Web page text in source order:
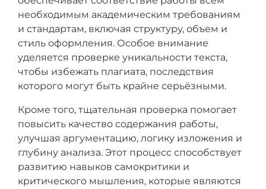
необходимым академическим требованиям
и стандартам, включая структуру, объем и
стиль оформления. Особое внимание
уделяется проверке уникальности текста,
чтобы избежать плагиата, последствия
которого могут быть крайне серьёзными.
Кроме того, тщательная проверка помогает
повысить качество содержания работы,
улучшая аргументацию, логику изложения и
глубину анализа. Этот процесс способствует
развитию навыков самокритики и
критического мышления, которые являются